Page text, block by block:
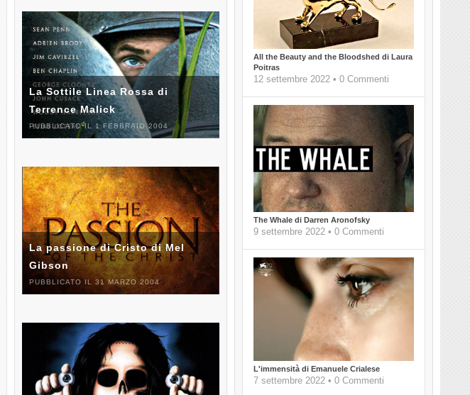
All the Beauty and the Bloodshed di Laura
Poitras
12 settembre 2022 • 0 Commenti
The Whale di Darren Aronofsky
9 settembre 2022 • 0 Commenti
L'immensità di Emanuele Crialese
7 settembre 2022 • 0 Commenti
La Sottile Linea Rossa di
Terrence Malick
PUBBLICATO IL 1 FEBBRAIO 2004
La passione di Cristo di Mel
Gibson
PUBBLICATO IL 31 MARZO 2004